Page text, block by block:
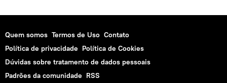
Quem somos Termos de Uso Contato
Política de privacidade Política de Cookies
Dúvidas sobre tratamento de dados pessoais
Padrões da comunidade RSS